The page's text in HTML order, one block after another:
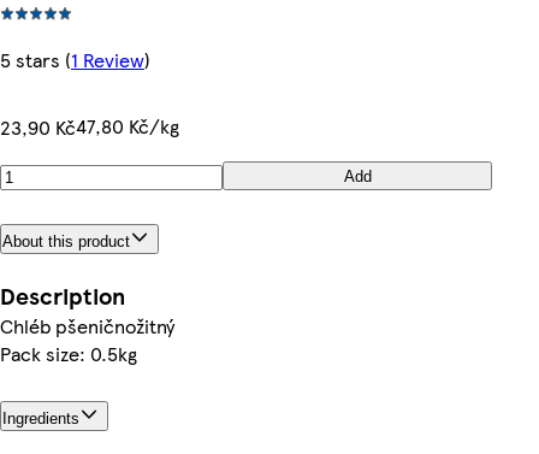
5 stars (1 Review)
23,90 Kč47,80 Kč/kg
Add
About this product
Description
Chléb pšeničnožitný
Pack size: 0.5kg
Ingredients